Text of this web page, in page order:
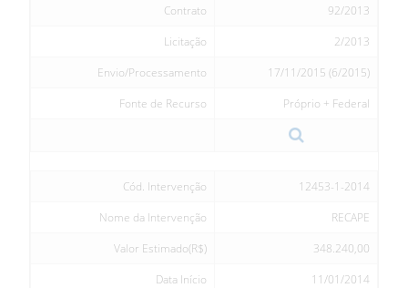
Contrato
92/2013
Licitação
2/2013
Envio/Processamento
17/11/2015 (6/2015)
Fonte de Recurso
Próprio + Federal
Cód. Intervenção
12453-1-2014
Nome da Intervenção
RECAPE
Valor Estimado(R$)
348.240,00
Data Início
11/01/2014